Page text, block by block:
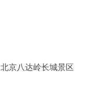
北京八达岭长城景区